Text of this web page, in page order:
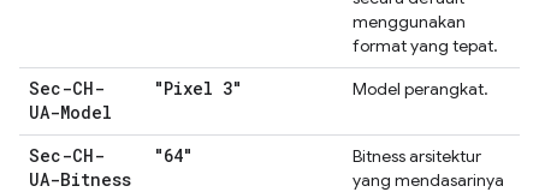
menggunakan
format yang tepat.
Sec-CH-
UA-Model
"Pixel 3" Model perangkat.
Sec-CH-
UA-Bitness
"64"
Bitness arsitektur
yang mendasarinya